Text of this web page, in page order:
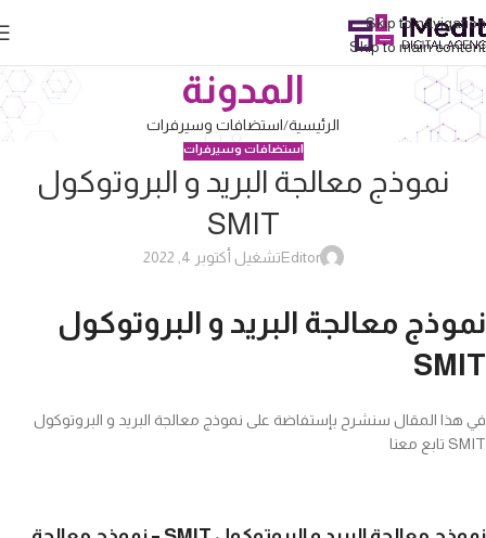
Skip to navigation
Skip to main content
المدونة
الرئيسية استضافات وسيرفرات
استضافات وسيرفرات
نموذج معالجة البريد و البروتوكول
SMIT
Editorتشغيل أكتوبر 4, 2022
نموذج معالجة البريد و البروتوكول
SMIT
في هذا المقال سنشرح بإستفاضة على نموذج معالجة البريد و البروتوكول
SMIT تابع معنا